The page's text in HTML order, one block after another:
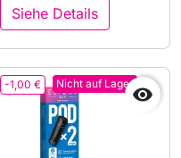
Siehe Details
-1,00 € Nicht auf Lager
